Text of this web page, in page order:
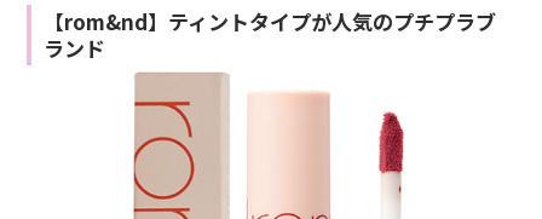
【rom&nd】ティントタイプが人気のプチプラブ
ランド